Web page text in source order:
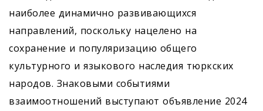
наиболее динамично развиваю­щихся
направлений, поскольку нацелено на
сохранение и популяризацию общего
культурного и языкового наследия тюркских
народов. Знаковыми событиями
взаимоотношений выступают объявление 2024